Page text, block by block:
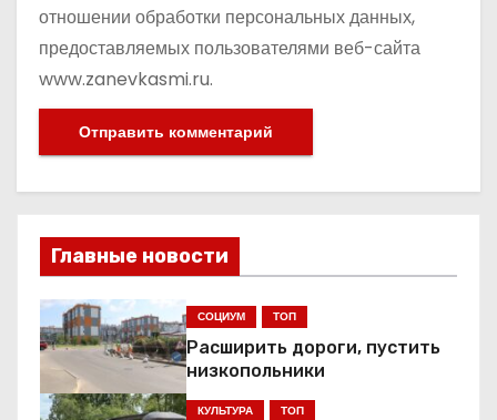
отношении обработки персональных данных,
предоставляемых пользователями веб-сайта
www.zanevkasmi.ru.
Главные новости
СОЦИУМ ТОП
Расширить дороги, пустить
низкопольники
КУЛЬТУРА ТОП